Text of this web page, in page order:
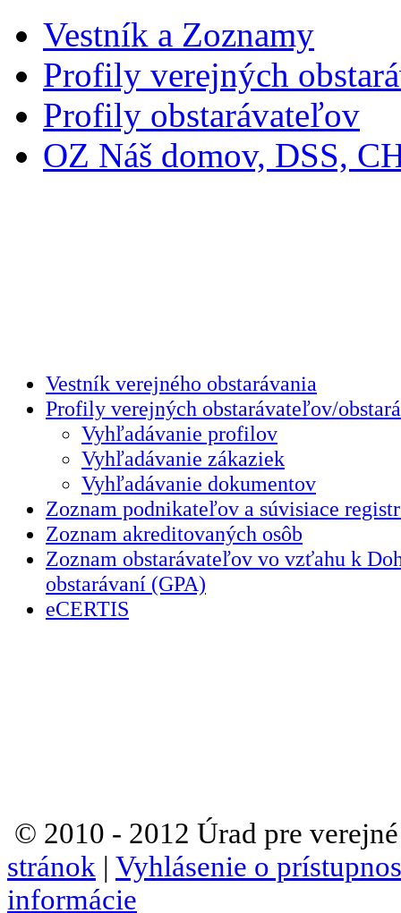
Vestník a Zoznamy
Profily verejných
Profily obstarávateľov
OZ Náš domov, DSS,
Vestník verejného obstarávania
Profily verejných obstarávateľov/
Vyhľadávanie profilov
Vyhľadávanie zákaziek
Vyhľadávanie dokumentov
Zoznam podnikateľov a súvisiace
Zoznam akreditovaných osôb
Zoznam obstarávateľov vo vzťahu k
obstarávaní (GPA)
eCERTIS
© 2010 - 2012 Úrad pre
stránok | Vyhlásenie o
informácie